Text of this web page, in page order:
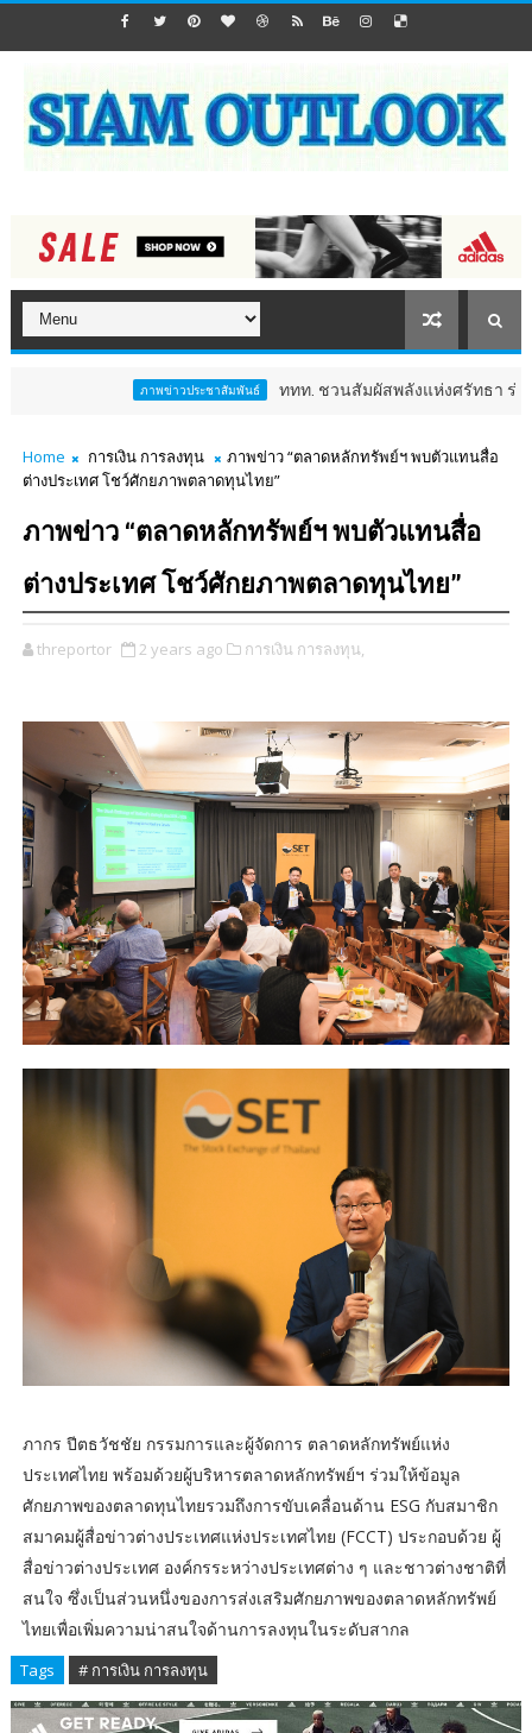
ภาพข่าวประชาสัมพันธ์ ททท. ชวนสัมผัสพลังแห่งศรัทธา ร่วมงาน "ห่ม
Home การเงิน การลงทุน
ภาพข่าว “ตลาดหลักทรัพย์ฯ พบตัวแทนสื่อ
ต่างประเทศ โชว์ศักยภาพตลาดทุนไทย”
ภาพข่าว “ตลาดหลักทรัพย์ฯ พบตัวแทนสื่อ
ต่างประเทศ โชว์ศักยภาพตลาดทุนไทย”
threportor 2 years ago การเงิน การลงทุน,
ภากร ปีตธวัชชัย กรรมการและผู้จัดการ ตลาดหลักทรัพย์แห่ง
ประเทศไทย พร้อมด้วยผู้บริหารตลาดหลักทรัพย์ฯ ร่วมให้ข้อมูล
ศักยภาพของตลาดทุนไทยรวมถึงการขับเคลื่อนด้าน ESG กับสมาชิก
สมาคมผู้สื่อข่าวต่างประเทศแห่งประเทศไทย (FCCT) ประกอบด้วย ผู้
สื่อข่าวต่างประเทศ องค์กรระหว่างประเทศต่าง ๆ และชาวต่างชาติที่
สนใจ ซึ่งเป็นส่วนหนึ่งของการส่งเสริมศักยภาพของตลาดหลักทรัพย์
ไทยเพื่อเพิ่มความน่าสนใจด้านการลงทุนในระดับสากล
Tags # การเงิน การลงทุน